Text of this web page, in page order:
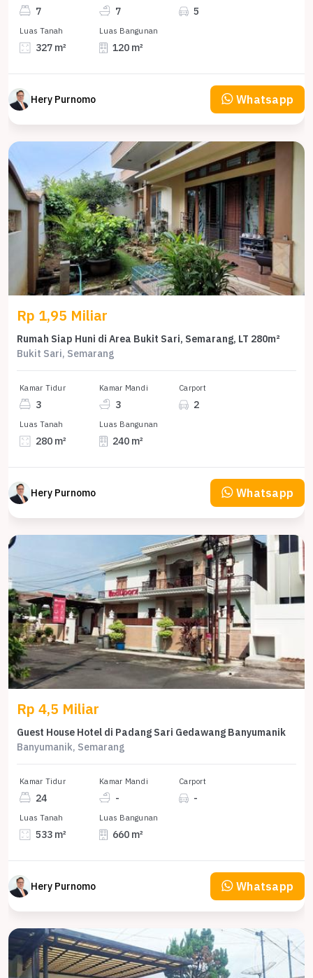
7 7 5
Luas Tanah
327 m²
Luas Bangunan
120 m²
Hery Purnomo Whatsapp
Rp 1,95 Miliar
Rumah Siap Huni di Area Bukit Sari, Semarang, LT 280m²
Bukit Sari, Semarang
Kamar Tidur
3
Kamar Mandi
3
Carport
2
Luas Tanah
280 m²
Luas Bangunan
240 m²
Hery Purnomo Whatsapp
Rp 4,5 Miliar
Guest House Hotel di Padang Sari Gedawang Banyumanik
Banyumanik, Semarang
Kamar Tidur
24
Kamar Mandi
-
Carport
-
Luas Tanah
533 m²
Luas Bangunan
660 m²
Hery Purnomo Whatsapp